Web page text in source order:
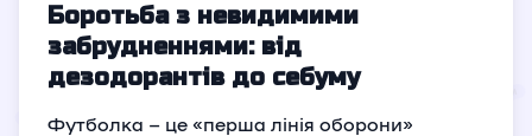
Боротьба з невидимими
забрудненнями: від
дезодорантів до себуму
Футболка – це «перша лінія оборони»